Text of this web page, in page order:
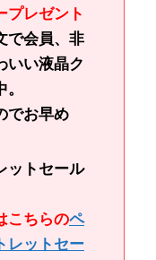
プレゼント
で会員、非
いい液晶ク
でお早め
ットセール
こちらのペ
レットセー